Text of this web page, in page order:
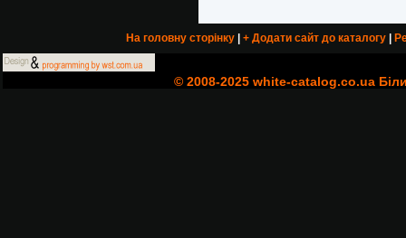
На головну сторінку| + Додати сайт до каталогу|
© 2008-2025 white-catalog.co.ua